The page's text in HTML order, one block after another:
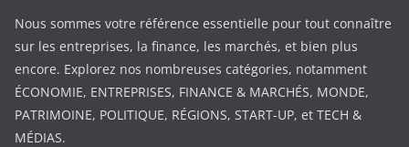
Nous sommes votre référence essentielle pour tout connaître
sur les entreprises, la finance, les marchés, et bien plus
encore. Explorez nos nombreuses catégories, notamment
ÉCONOMIE, ENTREPRISES, FINANCE & MARCHÉS, MONDE,
PATRIMOINE, POLITIQUE, RÉGIONS, START-UP, et TECH &
MÉDIAS.